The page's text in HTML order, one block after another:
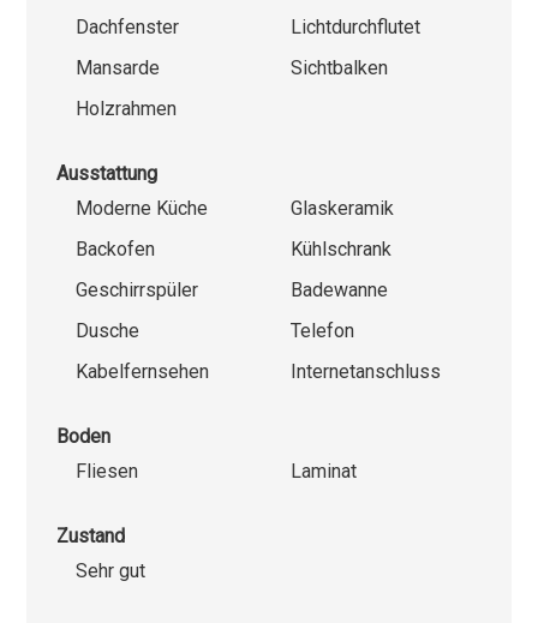
Dachfenster
Lichtdurchflutet
Mansarde
Sichtbalken
Holzrahmen
Ausstattung
Moderne Küche
Glaskeramik
Backofen
Kühlschrank
Geschirrspüler
Badewanne
Dusche
Telefon
Kabelfernsehen
Internetanschluss
Boden
Fliesen
Laminat
Zustand
Sehr gut